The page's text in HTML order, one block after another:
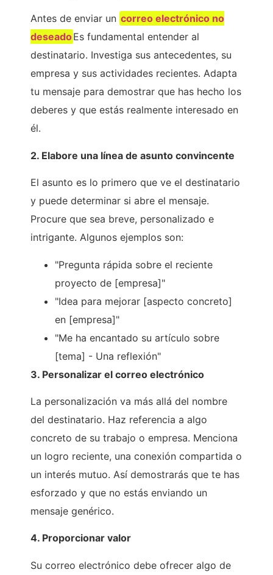
Antes de enviar un correo electrónico no
deseadoEs fundamental entender al
destinatario. Investiga sus antecedentes, su
empresa y sus actividades recientes. Adapta
tu mensaje para demostrar que has hecho los
deberes y que estás realmente interesado en
él.
2. Elabore una línea de asunto convincente
El asunto es lo primero que ve el destinatario
y puede determinar si abre el mensaje.
Procure que sea breve, personalizado e
intrigante. Algunos ejemplos son:
"Pregunta rápida sobre el reciente
proyecto de [empresa]"
"Idea para mejorar [aspecto concreto]
en [empresa]"
"Me ha encantado su artículo sobre
[tema] - Una reflexión"
3. Personalizar el correo electrónico
La personalización va más allá del nombre
del destinatario. Haz referencia a algo
concreto de su trabajo o empresa. Menciona
un logro reciente, una conexión compartida o
un interés mutuo. Así demostrarás que te has
esforzado y que no estás enviando un
mensaje genérico.
4. Proporcionar valor
Su correo electrónico debe ofrecer algo de